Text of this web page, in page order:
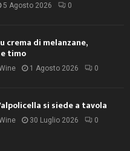
5 Agosto 2026 0
crema di melanzane,
timo
1 Agosto 2026 0
si siede a tavola
30 Luglio 2026 0